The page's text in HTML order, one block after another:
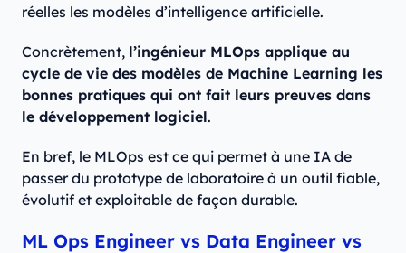
réelles les modèles d’intelligence artificielle.
Concrètement, l’ingénieur MLOps applique au
cycle de vie des modèles de Machine Learning les
bonnes pratiques qui ont fait leurs preuves dans
le développement logiciel.
En bref, le MLOps est ce qui permet à une IA de
passer du prototype de laboratoire à un outil fiable,
évolutif et exploitable de façon durable.
ML Ops Engineer vs Data Engineer vs